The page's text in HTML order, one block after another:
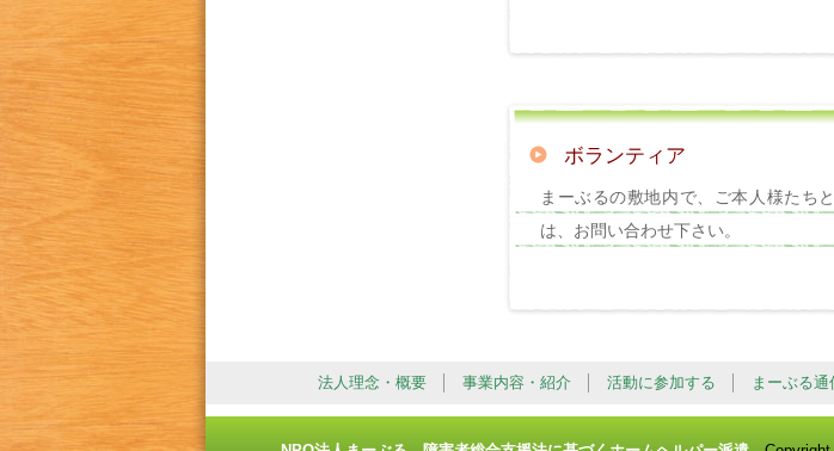
ボランティア
まーぶるの敷地内で、ご本人様たち
は、お問い合わせ下さい。
法人理念・概要 事業内容・紹介 活動に参加する まーぶる通